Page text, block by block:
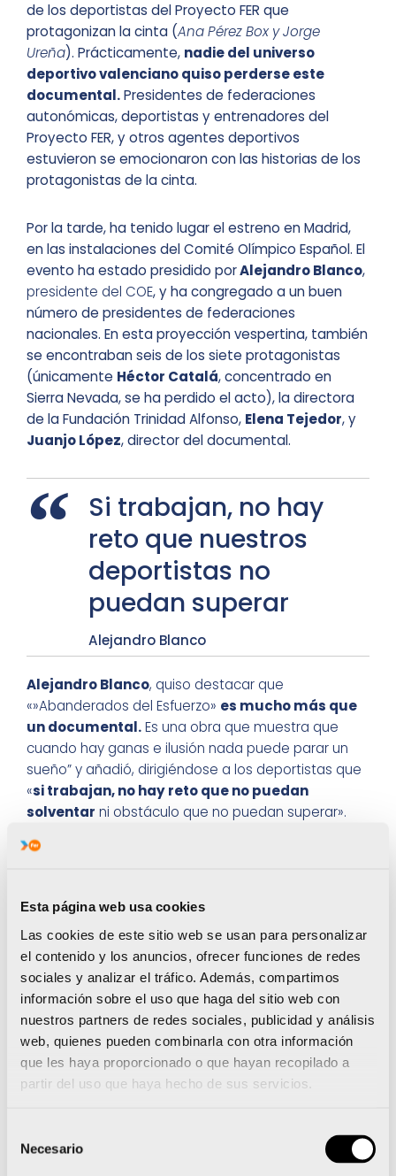
Esta página web usa cookies
Las cookies de este sitio web se usan para personalizar
el contenido y los anuncios, ofrecer funciones de redes
sociales y analizar el tráfico. Además, compartimos
información sobre el uso que haga del sitio web con
nuestros partners de redes sociales, publicidad y análisis
web, quienes pueden combinarla con otra información
que les haya proporcionado o que hayan recopilado a
partir del uso que haya hecho de sus servicios.
Necesario
de los deportistas del Proyecto FER que
protagonizan la cinta (Ana Pérez Box y Jorge
Ureña). Prácticamente, nadie del universo
deportivo valenciano quiso perderse este
documental.Presidentes de federaciones
autonómicas, deportistas y entrenadores del
Proyecto FER, y otros agentes deportivos
estuvieron se emocionaron con las historias de los
protagonistas de la cinta.
Por la tarde, ha tenido lugar el estreno en Madrid,
en las instalaciones del Comité Olímpico Español. El
evento ha estado presidido porAlejandro Blanco,
presidente del COE, y ha congregado a un buen
número de presidentes de federaciones
nacionales. En esta proyección vespertina, también
se encontraban seis de los siete protagonistas
(únicamente Héctor Catalá, concentrado en
Sierra Nevada, se ha perdido el acto), la directora
de la Fundación Trinidad Alfonso, Elena Tejedor, y
Juanjo López, director del documental.
Si trabajan, no hay
reto que nuestros
deportistas no
puedan superar
Alejandro Blanco
Alejandro Blanco, quiso destacar que
«»Abanderados del Esfuerzo» es mucho más que
un documental.Es una obra que muestra que
cuando hay ganas e ilusión nada puede parar un
sueño” y añadió, dirigiéndose a los deportistas que
«si trabajan, no hay reto que no puedan
solventar ni obstáculo que no puedan superar».
Por su parte,
arrancado los Juegos Olímpicos de Tokio
que tenían que haber estado los siete
protagonistas del documental si no se hubieran
retrasado. Hoy, 23 de julio, comienza la cuenta
atrás
, ya que queda justo un año para que
cumplan este sueño que ha quedado en suspenso.
Le deseamos lo mejor a nuestros amigos del
Comité Olímpico y del Comité Paralímpico en este
año que nos espera por delante”, declaró la
“Abanderados del Esfuerzo” ha sido elaborado por